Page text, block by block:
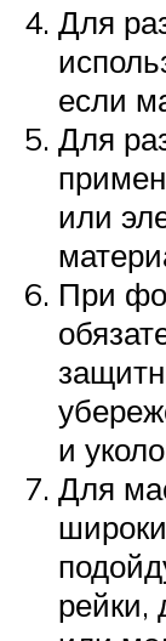
Для
если
Для
или
При
и
Для
рейки,